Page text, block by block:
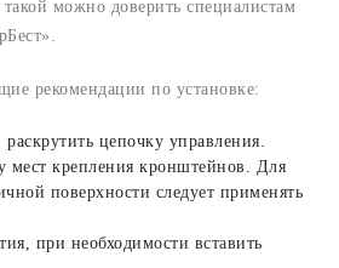
такой можно доверить специалистам
рекомендации по установке:
раскрутить цепочку управления.
мест крепления кронштейнов. Для
поверхности следует применять
при необходимости вставить